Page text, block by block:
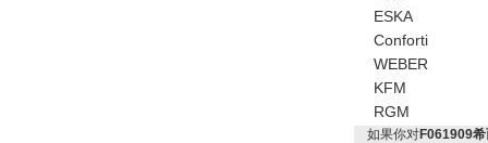
ESKA
Conforti
WEBER
KFM
RGM
如果你对F061909